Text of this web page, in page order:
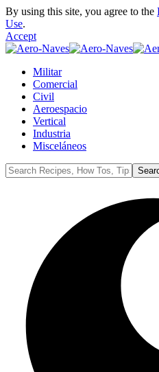
By using this site, you agree to the
Use.
Accept
Militar
Comercial
Civil
Aeroespacio
Vertical
Industria
Misceláneos